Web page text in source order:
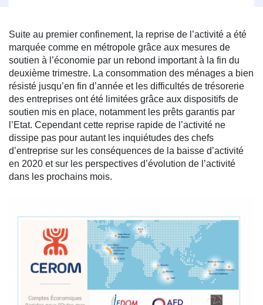
Suite au premier confinement, la reprise de l’activité a été
marquée comme en métropole grâce aux mesures de
soutien à l’économie par un rebond important à la fin du
deuxième trimestre. La consommation des ménages a bien
résisté jusqu’en fin d’année et les difficultés de trésorerie
des entreprises ont été limitées grâce aux dispositifs de
soutien mis en place, notamment les prêts garantis par
l’Etat. Cependant cette reprise rapide de l’activité ne
dissipe pas pour autant les inquiétudes des chefs
d’entreprise sur les conséquences de la baisse d’activité
en 2020 et sur les perspectives d’évolution de l’activité
dans les prochains mois.